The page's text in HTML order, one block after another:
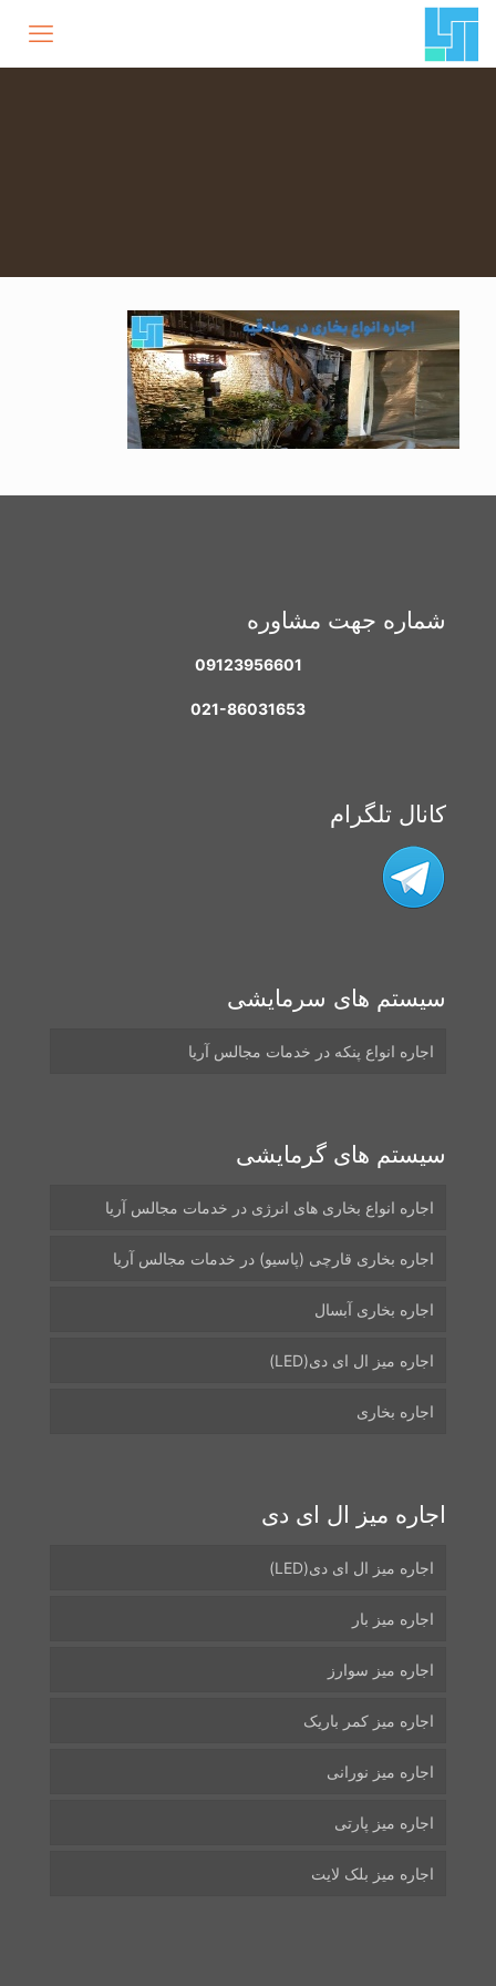
شماره جهت مشاوره
09123956601
021-86031653
کانال تلگرام
سیستم های سرمایشی
اجاره انواع پنکه در خدمات مجالس آریا
سیستم های گرمایشی
اجاره انواع بخاری های انرژی در خدمات مجالس آریا
اجاره بخاری قارچی (پاسیو) در خدمات مجالس آریا
اجاره بخاری آبسال
اجاره میز ال ای دی(LED)
اجاره بخاری
اجاره میز ال ای دی
اجاره میز ال ای دی(LED)
اجاره میز بار
اجاره میز سوارز
اجاره میز کمر باریک
اجاره میز نورانی
اجاره میز پارتی
اجاره میز بلک لایت